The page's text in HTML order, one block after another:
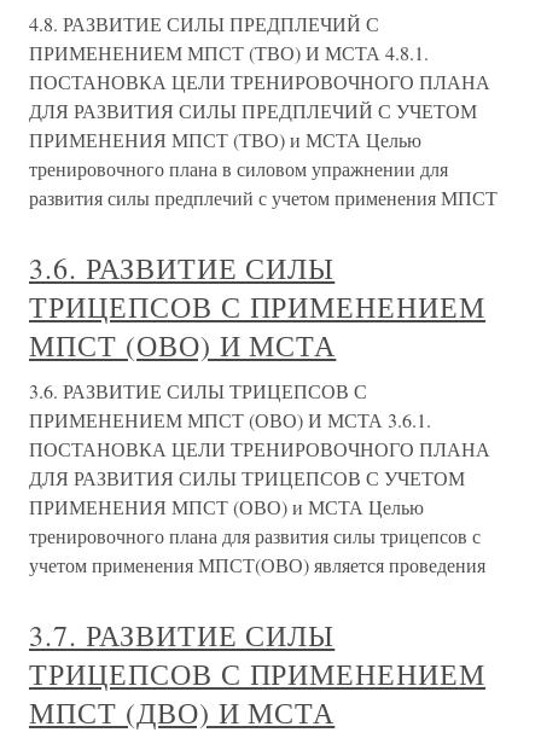
4.8. РАЗВИТИЕ СИЛЫ ПРЕДПЛЕЧИЙ С
ПРИМЕНЕНИЕМ МПСТ (ТВО) И МСТА 4.8.1.
ПОСТАНОВКА ЦЕЛИ ТРЕНИРОВОЧНОГО ПЛАНА
ДЛЯ РАЗВИТИЯ СИЛЫ ПРЕДПЛЕЧИЙ С УЧЕТОМ
ПРИМЕНЕНИЯ МПСТ (ТВО) и МСТА Целью
тренировочного плана в силовом упражнении для
развития силы предплечий с учетом применения МПСТ
3.6. РАЗВИТИЕ СИЛЫ
ТРИЦЕПСОВ С ПРИМЕНЕНИЕМ
МПСТ (ОВО) И МСТА
3.6. РАЗВИТИЕ СИЛЫ ТРИЦЕПСОВ С
ПРИМЕНЕНИЕМ МПСТ (ОВО) И МСТА 3.6.1.
ПОСТАНОВКА ЦЕЛИ ТРЕНИРОВОЧНОГО ПЛАНА
ДЛЯ РАЗВИТИЯ СИЛЫ ТРИЦЕПСОВ С УЧЕТОМ
ПРИМЕНЕНИЯ МПСТ (ОВО) и МСТА Целью
тренировочного плана для развития силы трицепсов с
учетом применения МПСТ(ОВО) является проведения
3.7. РАЗВИТИЕ СИЛЫ
ТРИЦЕПСОВ С ПРИМЕНЕНИЕМ
МПСТ (ДВО) И МСТА